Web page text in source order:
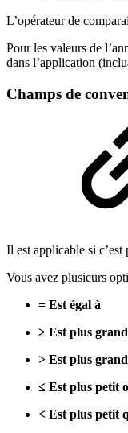
L’opérateur de
Pour les valeurs de
dans l’application
Champs de
Il est applicable si c’est
Vous avez plusieurs
= Est égal à
≥ Est plus
> Est plus
≤ Est plus petit
< Est plus petit